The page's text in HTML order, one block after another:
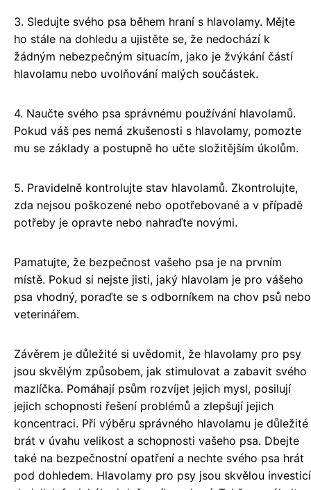
3. Sledujte svého psa během hraní s hlavolamy. Mějte
ho stále na dohledu a ujistěte se, že nedochází k
žádným nebezpečným situacím, jako je žvýkání částí
hlavolamu nebo uvolňování malých součástek.
4. Naučte svého psa správnému používání hlavolamů.
Pokud váš pes nemá zkušenosti s hlavolamy, pomozte
mu se základy a postupně ho učte složitějším úkolům.
5. Pravidelně kontrolujte stav hlavolamů. Zkontrolujte,
zda nejsou poškozené nebo opotřebované a v případě
potřeby je opravte nebo nahraďte novými.
Pamatujte, že bezpečnost vašeho psa je na prvním
místě. Pokud si nejste jisti, jaký hlavolam je pro vášeho
psa vhodný, poraďte se s odborníkem na chov psů nebo
veterinářem.
Závěrem je důležité si uvědomit, že hlavolamy pro psy
jsou skvělým způsobem, jak stimulovat a zabavit svého
mazlíčka. Pomáhají psům rozvíjet jejich mysl, posilují
jejich schopnosti řešení problémů a zlepšují jejich
koncentraci. Při výběru správného hlavolamu je důležité
brát v úvahu velikost a schopnosti vašeho psa. Dbejte
také na bezpečnostní opatření a nechte svého psa hrát
pod dohledem. Hlavolamy pro psy jsou skvělou investicí